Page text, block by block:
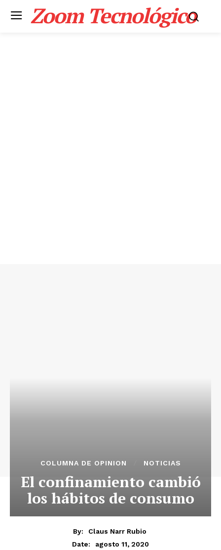
Zoom Tecnológico
COLUMNA DE OPINION NOTICIAS
El confinamiento cambió
los hábitos de consumo
By:
Claus Narr Rubio
Date:
agosto 11, 2020